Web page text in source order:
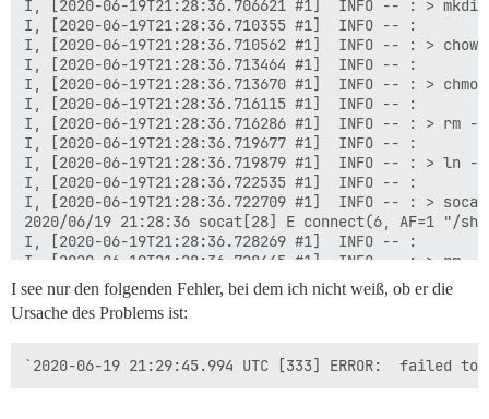
I see nur den folgenden Fehler, bei dem ich nicht weiß, ob er die
Ursache des Problems ist: